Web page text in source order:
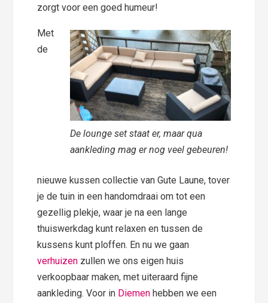
zorgt voor een goed humeur!
De lounge set staat er, maar qua
aankleding mag er nog veel gebeuren!
Met
de
nieuwe kussen collectie van Gute Laune, tover
je de tuin in een handomdraai om tot een
gezellig plekje, waar je na een lange
thuiswerkdag kunt relaxen en tussen de
kussens kunt ploffen. En nu we gaan
verhuizen zullen we ons eigen huis
verkoopbaar maken, met uiteraard fijne
aankleding. Voor in Diemen hebben we een